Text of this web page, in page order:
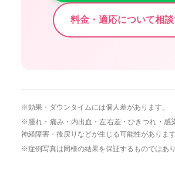
料金・適応について相
※効果・ダウンタイムには個人差があります。
※腫れ・痛み・内出血・左右差・ひきつれ・感
神経障害・後戻りなどが生じる可能性があります
※症例写真は同様の結果を保証するものではあり